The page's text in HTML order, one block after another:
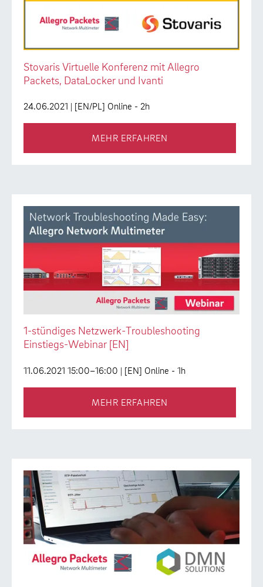
Stovaris Virtuelle Konferenz mit Allegro
Packets, DataLocker und Ivanti
24.06.2021 | [EN/PL] Online - 2h
MEHR ERFAHREN
1-stündiges Netzwerk-Troubleshooting
Einstiegs-Webinar [EN]
11.06.2021 15:00–16:00 | [EN] Online - 1h
MEHR ERFAHREN